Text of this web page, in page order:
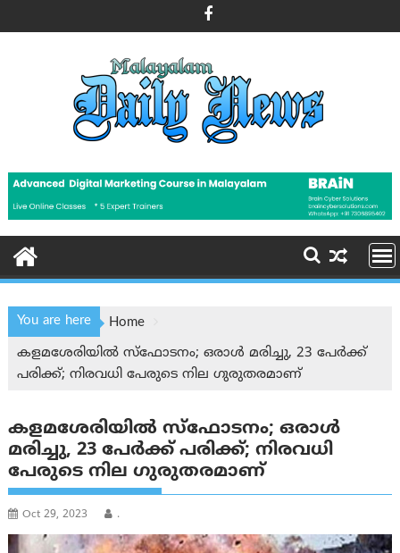
to
You are here
Home
കളമശേരിയിൽ സ്‌ഫോടനം; ഒരാൾ മരിച്ചു, 23 പേർക്ക്
പരിക്ക്; നിരവധി പേരുടെ നില ഗുരുതരമാണ്
കളമശേരിയിൽ സ്‌ഫോടനം; ഒരാൾ
മരിച്ചു, 23 പേർക്ക് പരിക്ക്; നിരവധി
പേരുടെ നില ഗുരുതരമാണ്
Oct 29, 2023 .